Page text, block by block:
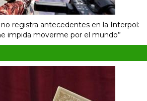
registra antecedentes en la Interpol:
impida moverme por el mundo”